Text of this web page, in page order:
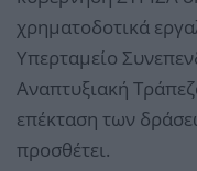
χρηματοδοτικά
Υπερταμείο
Αναπτυξιακή
επέκταση των
προσθέτει.